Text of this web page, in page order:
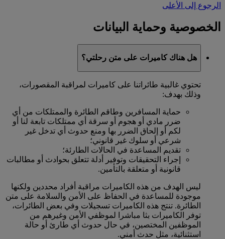
الرجوع إلى الأعلى
الخصوصية وحماية البيانات
هل هناك كاميرات على متن رحلتي؟
تحتوي غالبية طائراتنا على كاميرات لمراقبة المقصورات،
وذلك بهدف:
حماية المسافرين وطاقم الطائرة والممتلكات من أي
ضرر مادي أو هجوم أو سرقة أي ممتلكات تابعة لنا أو
لكم أو إلحاق الضرر بها ومنع حدوث أي تدخل غير
شرعي أو سلوك غير قانوني؛
تقديم المساعدة في الحالات الطارئة؛
إجراء التحقيقات وتوفير أدلة تتعلق بحوادث أو مطالبات
قانونية أو متعلقة بالتأمين.
ليس الهدف من هذه الكاميرات مراقبة أفراد محددين ولكنها
موجودة للمساعدة في الحفاظ على الأمن والسلامة على متن
الطائرة. تنتج هذه الكاميرات تسجيلات وفي بعض الطائرات،
توفر الكاميرات بثا مباشرا لموظفي الأمن وغيرهم من
الموظفين المختصين، في حال حدوث أي طارئ أو حالة
استثنائية، مثل حدث أمني.